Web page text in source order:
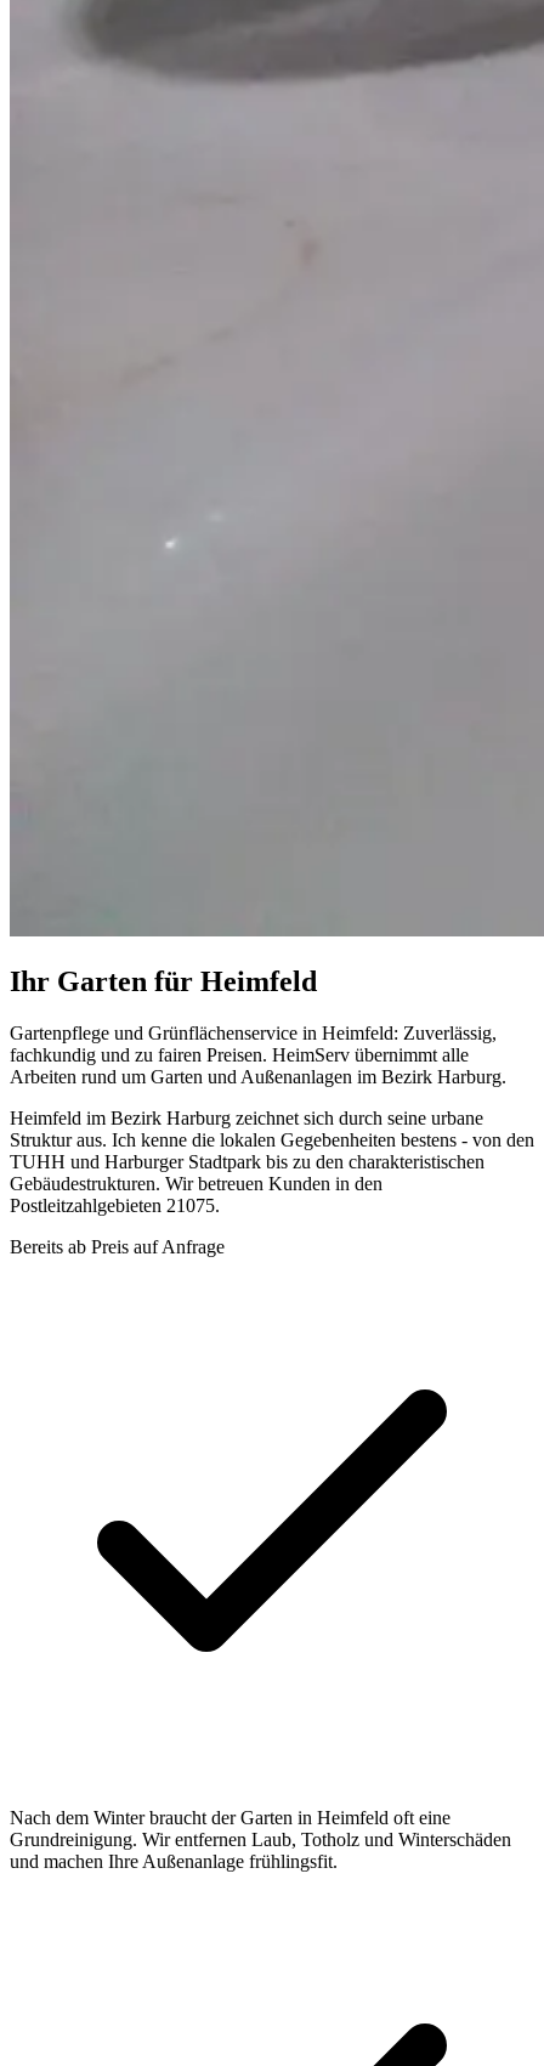
Ihr Garten für Heimfeld
Gartenpflege und Grünflächenservice in Heimfeld: Zuverlässig,
fachkundig und zu fairen Preisen. HeimServ übernimmt alle
Arbeiten rund um Garten und Außenanlagen im Bezirk Harburg.
Heimfeld im Bezirk Harburg zeichnet sich durch seine urbane
Struktur aus. Ich kenne die lokalen Gegebenheiten bestens - von den
TUHH und Harburger Stadtpark bis zu den charakteristischen
Gebäudestrukturen. Wir betreuen Kunden in den
Postleitzahlgebieten 21075.
Bereits ab Preis auf Anfrage
Nach dem Winter braucht der Garten in Heimfeld oft eine
Grundreinigung. Wir entfernen Laub, Totholz und Winterschäden
und machen Ihre Außenanlage frühlingsfit.